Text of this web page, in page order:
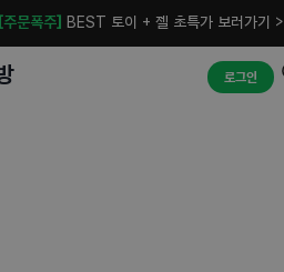
[주문폭주] BEST 토이 + 젤 초특가 보러가기 >
로그인